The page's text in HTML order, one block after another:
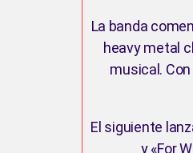
La banda
heavy metal
musical.
El siguiente
y «For